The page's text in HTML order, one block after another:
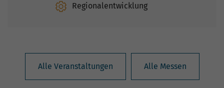
Regionalentwicklung
Alle Veranstaltungen Alle Messen